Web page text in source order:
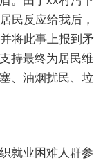
民反应给我后，
将此事上报到矛
持最终为居民维
、油烟扰民、垃
就业困难人群参